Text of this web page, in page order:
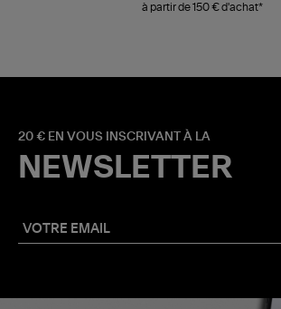
à partir de 150 € d'achat*
20 € EN VOUS INSCRIVANT À LA
NEWSLETTER